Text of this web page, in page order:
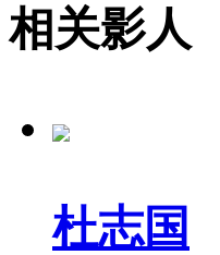
相关影人
杜志国